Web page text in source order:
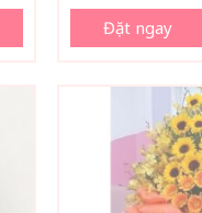
Đặt ngay